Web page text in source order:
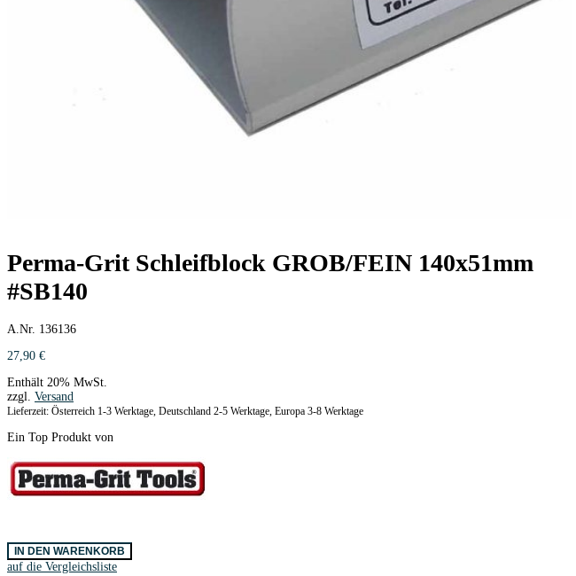
Perma-Grit Schleifblock GROB/FEIN 140x51mm
#SB140
A.Nr. 136136
27,90 €
Enthält 20% MwSt.
zzgl. Versand
Lieferzeit: Österreich 1-3 Werktage, Deutschland 2-5 Werktage, Europa 3-8 Werktage
Ein Top Produkt von
Perma-
Grit
IN DEN WARENKORB
auf die Vergleichsliste